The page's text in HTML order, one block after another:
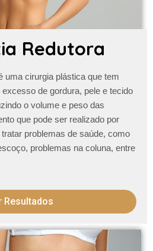
Redutora
uma cirurgia plástica que tem
de gordura, pele e tecido
o volume e peso das
que pode ser realizado por
problemas de saúde, como
problemas na coluna, entre
Resultados